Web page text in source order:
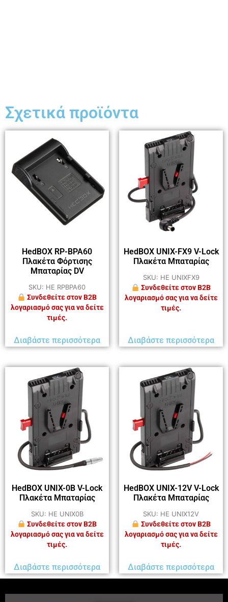
Σχετικά προϊόντα
HedBOX RP-BPA60
Πλακέτα Φόρτισης
Μπαταρίας DV
SKU: HE RPBPA60
Συνδεθείτε στον B2B
λογαριασμό σας για να δείτε
τιμές.
Διαβάστε περισσότερα
HedBOX UNIX-FX9 V-Lock
Πλακέτα Μπαταρίας
SKU: HE UNIXFX9
Συνδεθείτε στον B2B
λογαριασμό σας για να δείτε
τιμές.
Διαβάστε περισσότερα
HedBOX UNIX-0B V-Lock
Πλακέτα Μπαταρίας
SKU: HE UNIX0B
Συνδεθείτε στον B2B
λογαριασμό σας για να δείτε
τιμές.
Διαβάστε περισσότερα
HedBOX UNIX-12V V-Lock
Πλακέτα Μπαταρίας
SKU: HE UNIX12V
Συνδεθείτε στον B2B
λογαριασμό σας για να δείτε
τιμές.
Διαβάστε περισσότερα